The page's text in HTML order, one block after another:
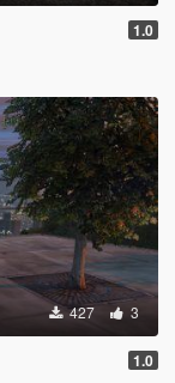
1.0
427 3
1.0